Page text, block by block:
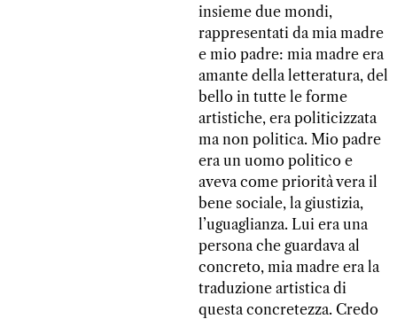
insieme due mondi,
rappresentati da mia madre
e mio padre: mia madre era
amante della letteratura, del
bello in tutte le forme
artistiche, era politicizzata
ma non politica. Mio padre
era un uomo politico e
aveva come priorità vera il
bene sociale, la giustizia,
l’uguaglianza. Lui era una
persona che guardava al
concreto, mia madre era la
traduzione artistica di
questa concretezza. Credo